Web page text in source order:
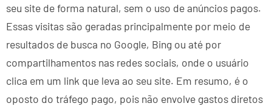
seu site de forma natural, sem o uso de anúncios pagos.
Essas visitas são geradas principalmente por meio de
resultados de busca no Google, Bing ou até por
compartilhamentos nas redes sociais, onde o usuário
clica em um link que leva ao seu site. Em resumo, é o
oposto do tráfego pago, pois não envolve gastos diretos